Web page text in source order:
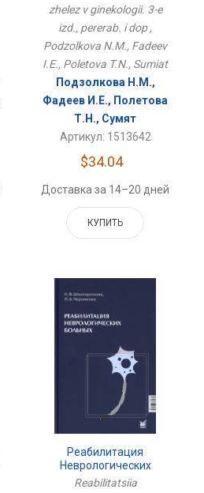
zhelez v ginekologii. 3-e
izd., pererab. i dop ,
Podzolkova N.M., Fadeev
I.E., Poletova T.N., Sumiat
Подзолкова Н.М.,
Фадеев И.Е., Полетова
Т.Н., Сумят
Артикул: 1513642
$34.04
Доставка за 14–20 дней
КУПИТЬ
Реабилитация
Неврологических
Больных. 5-Е Изд
Reabilitatsiia